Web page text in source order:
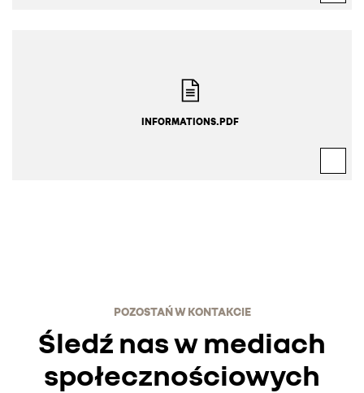
INFORMATIONS.PDF
POZOSTAŃ W KONTAKCIE
Śledź nas w mediach
społecznościowych